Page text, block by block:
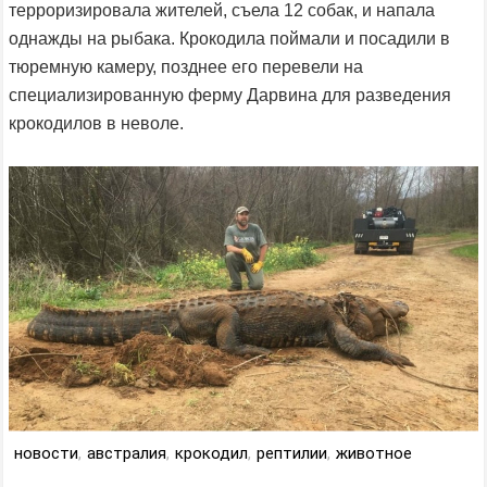
терроризировала жителей, съела 12 собак, и напала
однажды на рыбака. Крокодила поймали и посадили в
тюремную камеру, позднее его перевели на
специализированную ферму Дарвина для разведения
крокодилов в неволе.
новости, австралия, крокодил, рептилии, животное